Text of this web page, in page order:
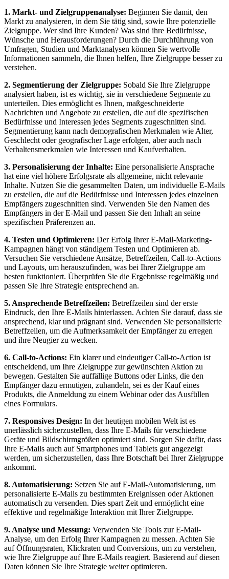
1. Markt- und Zielgruppenanalyse: Beginnen Sie damit, den
Markt zu analysieren, in dem Sie tätig sind, sowie Ihre potenzielle
Zielgruppe. Wer sind Ihre Kunden? Was sind ihre Bedürfnisse,
Wünsche und Herausforderungen? Durch die Durchführung von
Umfragen, Studien und Marktanalysen können Sie wertvolle
Informationen sammeln, die Ihnen helfen, Ihre Zielgruppe besser zu
verstehen.
2. Segmentierung der Zielgruppe: Sobald Sie Ihre Zielgruppe
analysiert haben, ist es wichtig, sie in verschiedene Segmente zu
unterteilen. Dies ermöglicht es Ihnen, maßgeschneiderte
Nachrichten und Angebote zu erstellen, die auf die spezifischen
Bedürfnisse und Interessen jedes Segments zugeschnitten sind.
Segmentierung kann nach demografischen Merkmalen wie Alter,
Geschlecht oder geografischer Lage erfolgen, aber auch nach
Verhaltensmerkmalen wie Interessen und Kaufverhalten.
3. Personalisierung der Inhalte: Eine personalisierte Ansprache
hat eine viel höhere Erfolgsrate als allgemeine, nicht relevante
Inhalte. Nutzen Sie die gesammelten Daten, um individuelle E-Mails
zu erstellen, die auf die Bedürfnisse und Interessen jedes einzelnen
Empfängers zugeschnitten sind. Verwenden Sie den Namen des
Empfängers in der E-Mail und passen Sie den Inhalt an seine
spezifischen Präferenzen an.
4. Testen und Optimieren: Der Erfolg Ihrer E-Mail-Marketing-
Kampagnen hängt von ständigem Testen und Optimieren ab.
Versuchen Sie verschiedene Ansätze, Betreffzeilen, Call-to-Actions
und Layouts, um herauszufinden, was bei Ihrer Zielgruppe am
besten funktioniert. Überprüfen Sie die Ergebnisse regelmäßig und
passen Sie Ihre Strategie entsprechend an.
5. Ansprechende Betreffzeilen: Betreffzeilen sind der erste
Eindruck, den Ihre E-Mails hinterlassen. Achten Sie darauf, dass sie
ansprechend, klar und prägnant sind. Verwenden Sie personalisierte
Betreffzeilen, um die Aufmerksamkeit der Empfänger zu erregen
und ihre Neugier zu wecken.
6. Call-to-Actions: Ein klarer und eindeutiger Call-to-Action ist
entscheidend, um Ihre Zielgruppe zur gewünschten Aktion zu
bewegen. Gestalten Sie auffällige Buttons oder Links, die den
Empfänger dazu ermutigen, zuhandeln, sei es der Kauf eines
Produkts, die Anmeldung zu einem Webinar oder das Ausfüllen
eines Formulars.
7. Responsives Design: In der heutigen mobilen Welt ist es
unerlässlich sicherzustellen, dass Ihre E-Mails für verschiedene
Geräte und Bildschirmgrößen optimiert sind. Sorgen Sie dafür, dass
Ihre E-Mails auch auf Smartphones und Tablets gut angezeigt
werden, um sicherzustellen, dass Ihre Botschaft bei Ihrer Zielgruppe
ankommt.
8. Automatisierung: Setzen Sie auf E-Mail-Automatisierung, um
personalisierte E-Mails zu bestimmten Ereignissen oder Aktionen
automatisch zu versenden. Dies spart Zeit und ermöglicht eine
effektive und regelmäßige Interaktion mit Ihrer Zielgruppe.
9. Analyse und Messung: Verwenden Sie Tools zur E-Mail-
Analyse, um den Erfolg Ihrer Kampagnen zu messen. Achten Sie
auf Öffnungsraten, Klickraten und Conversions, um zu verstehen,
wie Ihre Zielgruppe auf Ihre E-Mails reagiert. Basierend auf diesen
Daten können Sie Ihre Strategie weiter optimieren.